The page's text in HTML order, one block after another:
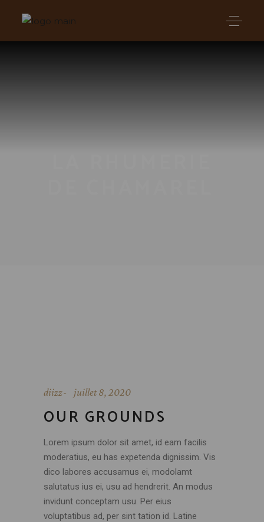
diizz juillet 8, 2020
OUR GROUNDS
Lorem ipsum dolor sit amet, id eam facilis
moderatius, eu has expetenda dignissim. Vis
dico labores accusamus ei, modolamt
salutatus ius ei, usu ad hendrerit. An modus
invidunt conceptam usu. Per eius
voluptatibus ad, per sint tation id. Latine